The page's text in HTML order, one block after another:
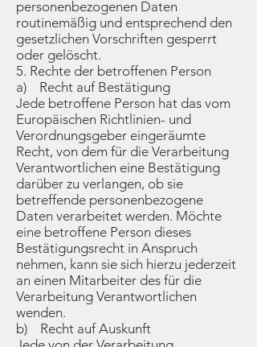
personenbezogenen Daten
routinemäßig und entsprechend den
gesetzlichen Vorschriften gesperrt
oder gelöscht.
5. Rechte der betroffenen Person
a) Recht auf Bestätigung
Jede betroffene Person hat das vom
Europäischen Richtlinien- und
Verordnungsgeber eingeräumte
Recht, von dem für die Verarbeitung
Verantwortlichen eine Bestätigung
darüber zu verlangen, ob sie
betreffende personenbezogene
Daten verarbeitet werden. Möchte
eine betroffene Person dieses
Bestätigungsrecht in Anspruch
nehmen, kann sie sich hierzu jederzeit
an einen Mitarbeiter des für die
Verarbeitung Verantwortlichen
wenden.
b) Recht auf Auskunft